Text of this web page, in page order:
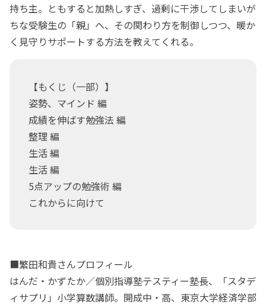
持ち主。ともすると加熱しすぎ、過剰に干渉してしまいが
ちな受験生の「親」へ、その関わり方を制御しつつ、暖か
く見守りサポートする方法を教えてくれる。
【もくじ（一部）】
姿勢、マインド 編
成績を伸ばす勉強法 編
整理 編
生活 編
生活 編
5点アップの勉強術 編
これからに向けて
■繁田和貴さんプロフィール
はんだ・かずたか／個別指導塾テスティー塾長、「スタデ
ィサプリ」小学算数講師。開成中・高、東京大学経済学部